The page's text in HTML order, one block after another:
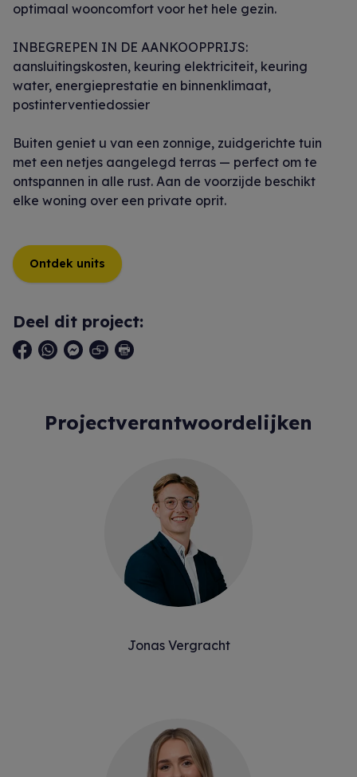
optimaal wooncomfort voor het hele gezin.
INBEGREPEN IN DE AANKOOPPRIJS:
aansluitingskosten, keuring elektriciteit, keuring
water, energieprestatie en binnenklimaat,
postinterventiedossier
Buiten geniet u van een zonnige, zuidgerichte tuin
met een netjes aangelegd terras — perfect om te
ontspannen in alle rust. Aan de voorzijde beschikt
elke woning over een private oprit.
Ontdek units
Deel dit project:
Projectverantwoordelijken
Jonas Vergracht